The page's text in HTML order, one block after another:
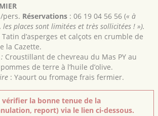
pers. Réservations : 06 19 04 56 56 (« à
places sont limitées et très sollicitées ! »).
Tatin d’asperges et calçots en crumble de
la Cazette.
Croustillant de chevreau du Mas PY au
de terre à l’huile d’olive.
: Yaourt ou fromage frais fermier.
la bonne tenue de la
report) via le lien ci-dessous.